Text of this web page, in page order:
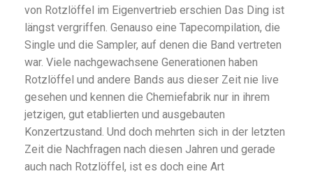
von Rotzlöffel im Eigenvertrieb erschien Das Ding ist
längst vergriffen. Genauso eine Tapecompilation, die
Single und die Sampler, auf denen die Band vertreten
war. Viele nachgewachsene Generationen haben
Rotzlöffel und andere Bands aus dieser Zeit nie live
gesehen und kennen die Chemiefabrik nur in ihrem
jetzigen, gut etablierten und ausgebauten
Konzertzustand. Und doch mehrten sich in der letzten
Zeit die Nachfragen nach diesen Jahren und gerade
auch nach Rotzlöffel, ist es doch eine Art